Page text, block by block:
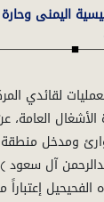
اليمنى
لقائدي
الأشغال العامة،
ومدخل
آل